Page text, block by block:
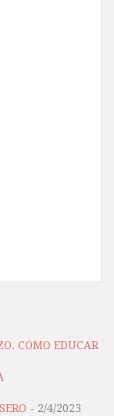
COMO EDUCAR
- 2/4/2023